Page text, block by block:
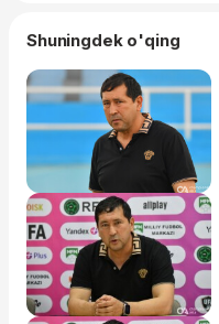
Shuningdek o'qing